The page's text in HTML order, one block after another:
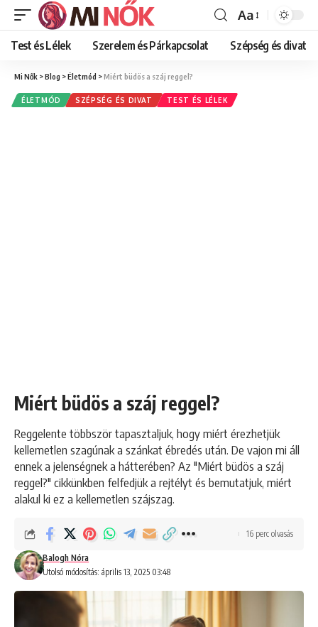
Font
Resizer
Aa
Test és Lélek Szerelem és Párkapcsolat Szépség és divat
Mi Nők >Blog >Életmód >Miért büdös a száj reggel?
ÉLETMÓD SZÉPSÉG ÉS DIVAT TEST ÉS LÉLEK
Miért büdös a száj reggel?
Reggelente többször tapasztaljuk, hogy miért érezhetjük
kellemetlen szagúnak a szánkat ébredés után. De vajon mi áll
ennek a jelenségnek a hátterében? Az "Miért büdös a száj
reggel?" cikkünkben felfedjük a rejtélyt és bemutatjuk, miért
alakul ki ez a kellemetlen szájszag.
Utolsó módosítás: április 13, 2025 03:48
Balogh Nóra
16 perc olvasás